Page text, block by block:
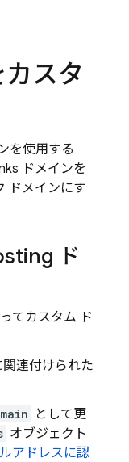
スタ
を使用する
ドメインを
ドメインにす
ド
てカスタム ド
連付けられた
として更
オブジェクト
アドレスに認